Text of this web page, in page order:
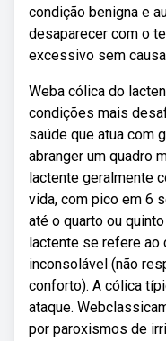
condição benigna e
desaparecer com o
excessivo sem
Weba cólica do
condições mais
saúde que atua com
abranger um quadro
lactente geralmente
vida, com pico em 6
até o quarto ou
lactente se refere ao
inconsolável (não
conforto). A cólica
ataque.
por paroxismos de